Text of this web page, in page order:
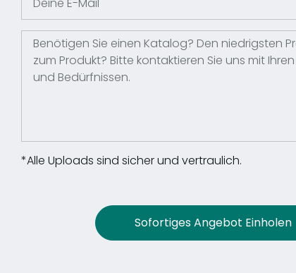
*Alle Uploads sind sicher und vertraulich.
Sofortiges Angebot Einholen